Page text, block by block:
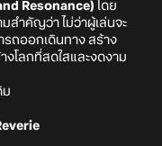
Resonance) โดย
สำคัญว่า ไม่ว่าผู้เล่นจะ
รถออกเดินทาง สร้าง
งโลกที่สดใสและงดงาม
ม